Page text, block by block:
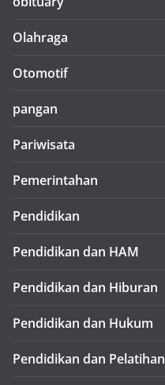
Olahraga
Otomotif
pangan
Pariwisata
Pemerintahan
Pendidikan
Pendidikan dan HAM
Pendidikan dan Hiburan
Pendidikan dan Hukum
Pendidikan dan Pelatihan